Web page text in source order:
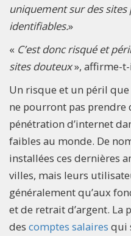
uniquement sur des
identifiables.»
« C’est donc risqué et
sites douteux», affirme-
Un risque et un péril
ne pourront pas prendre
pénétration d’internet
faibles au monde. De
installées ces dernières
villes, mais leurs
généralement qu’aux
et de retrait d’argent. La
des comptes salaires qui